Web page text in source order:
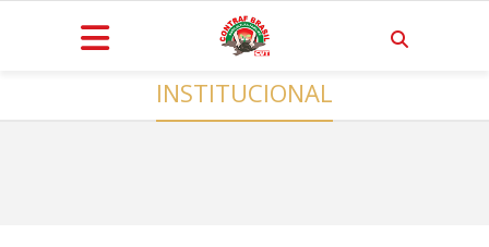
INSTITUCIONAL